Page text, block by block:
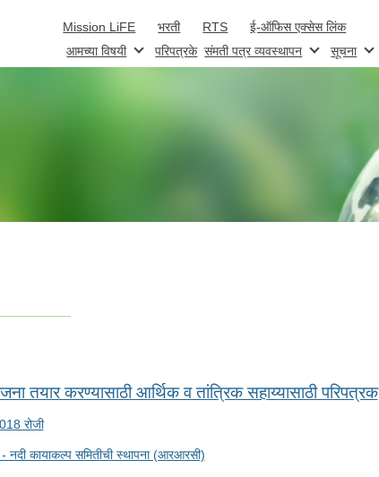
Mission LiFE भरती RTS ई-ऑफिस एक्सेस लिंक
आमच्या विषयी परिपत्रके संमती पत्र व्यवस्थापन सूचना
तयार करण्यासाठी आर्थिक व तांत्रिक सहाय्यासाठी परिपत्रक
रोजी
कायाकल्प समितीची स्थापना (आरआरसी)